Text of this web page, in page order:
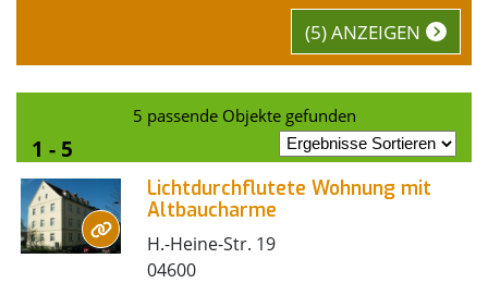
(5) ANZEIGEN
5 passende Objekte gefunden
1 - 5
Lichtdurchflutete Wohnung mit
Altbaucharme
H.-Heine-Str. 19
04600